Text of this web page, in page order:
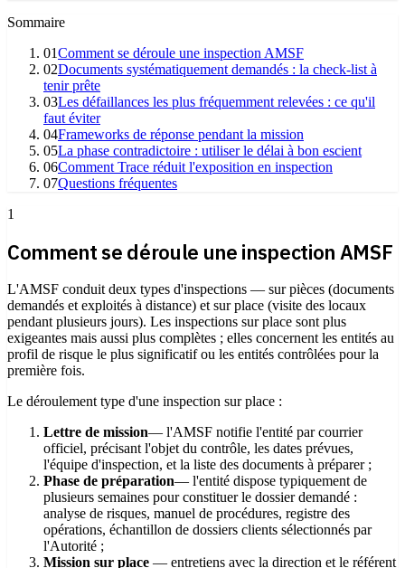
Sommaire
01Comment se déroule une inspection AMSF
02Documents systématiquement demandés : la check-list à
tenir prête
03Les défaillances les plus fréquemment relevées : ce qu'il
faut éviter
04Frameworks de réponse pendant la mission
05La phase contradictoire : utiliser le délai à bon escient
06Comment Trace réduit l'exposition en inspection
07Questions fréquentes
1
Comment se déroule une inspection AMSF
L'AMSF conduit deux types d'inspections — sur pièces (documents
demandés et exploités à distance) et sur place (visite des locaux
pendant plusieurs jours). Les inspections sur place sont plus
exigeantes mais aussi plus complètes ; elles concernent les entités au
profil de risque le plus significatif ou les entités contrôlées pour la
première fois.
Le déroulement type d'une inspection sur place :
Lettre de mission— l'AMSF notifie l'entité par courrier
officiel, précisant l'objet du contrôle, les dates prévues,
l'équipe d'inspection, et la liste des documents à préparer ;
Phase de préparation— l'entité dispose typiquement de
plusieurs semaines pour constituer le dossier demandé :
analyse de risques, manuel de procédures, registre des
opérations, échantillon de dossiers clients sélectionnés par
l'Autorité ;
Mission sur place — entretiens avec la direction et le référent